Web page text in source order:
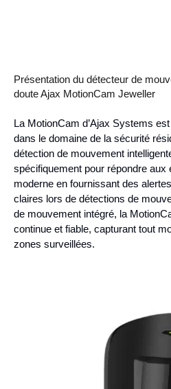
Présentation du détecteur de
doute Ajax MotionCam Jeweller
La MotionCam d’Ajax Systems
dans le domaine de la sécurité
détection de mouvement
spécifiquement pour répondre aux
moderne en fournissant des
claires lors de détections de
de mouvement intégré, la
continue et fiable, capturant tout
zones surveillées.